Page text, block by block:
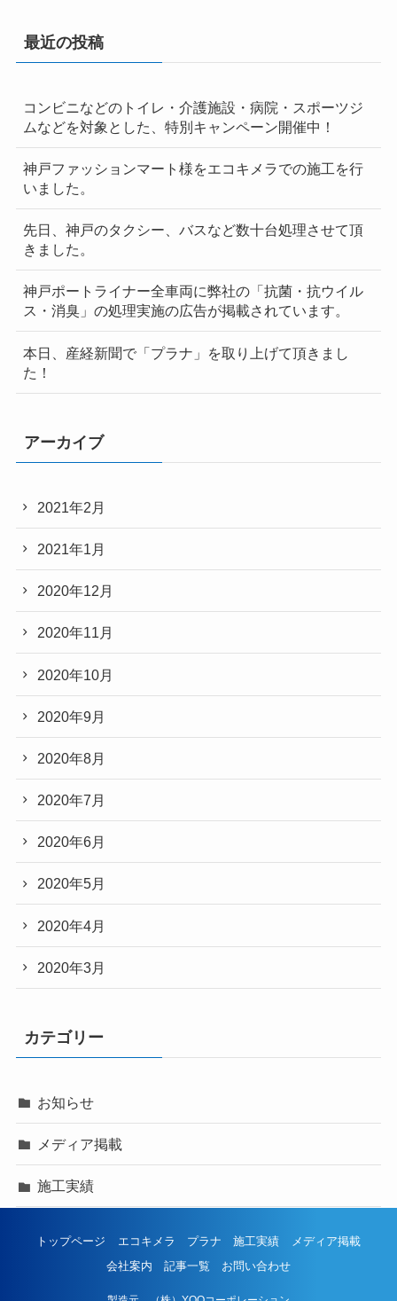
最近の投稿
コンビニなどのトイレ・介護施設・病院・スポーツジ
ムなどを対象とした、特別キャンペーン開催中！
神戸ファッションマート様をエコキメラでの施工を行
いました。
先日、神戸のタクシー、バスなど数十台処理させて頂
きました。
神戸ポートライナー全車両に弊社の「抗菌・抗ウイル
ス・消臭」の処理実施の広告が掲載されています。
本日、産経新聞で「プラナ」を取り上げて頂きまし
た！
アーカイブ
2021年2月
2021年1月
2020年12月
2020年11月
2020年10月
2020年9月
2020年8月
2020年7月
2020年6月
2020年5月
2020年4月
2020年3月
カテゴリー
お知らせ
メディア掲載
施工実績
トップページ エコキメラ プラナ 施工実績
メディア掲載
会社案内
記事一覧 お問い合わせ